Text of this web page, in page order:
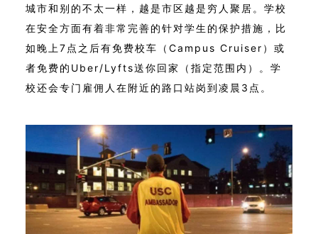
城市和别的不太一样，越是市区越是穷人聚居。学校
在安全方面有着非常完善的针对学生的保护措施，比
如晚上7点之后有免费校车（Campus Cruiser）或
者免费的Uber/Lyfts送你回家（指定范围内）。学
校还会专门雇佣人在附近的路口站岗到凌晨3点。